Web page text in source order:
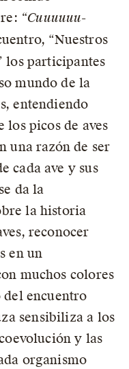
“Cuuuuuu-
“Nuestros
los participantes
mundo de la
entendiendo
los picos de aves
una razón de ser
cada ave y sus
da la
la historia
reconocer
en un
muchos colores
encuentro
sensibiliza a los
y las
organismo